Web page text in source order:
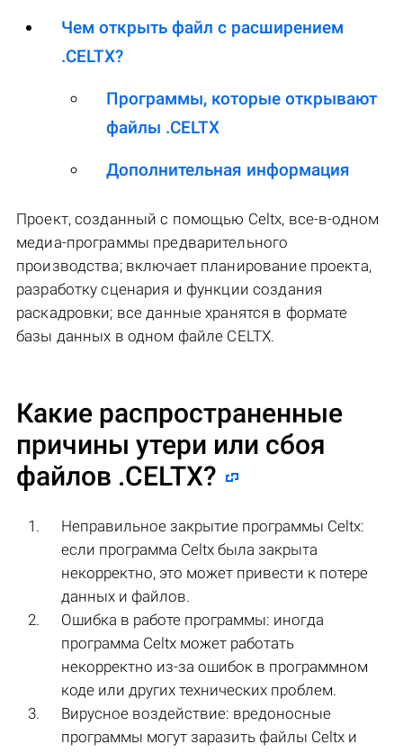
Чем открыть файл с расширением
.CELTX?
Программы, которые открывают
файлы .CELTX
Дополнительная информация
Проект, созданный с помощью Celtx, все-в-одном
медиа-программы предварительного
производства; включает планирование проекта,
разработку сценария и функции создания
раскадровки; все данные хранятся в формате
базы данных в одном файле CELTX.
Какие распространенные
причины утери или сбоя
файлов .CELTX?
Неправильное закрытие программы Celtx:
если программа Celtx была закрыта
некорректно, это может привести к потере
данных и файлов.
Ошибка в работе программы: иногда
программа Celtx может работать
некорректно из-за ошибок в программном
коде или других технических проблем.
Вирусное воздействие: вредоносные
программы могут заразить файлы Celtx и